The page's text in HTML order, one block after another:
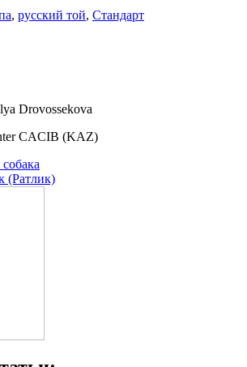
, русский той, Стандарт
Drovossekova
CACIB (KAZ)
(Ратлик)